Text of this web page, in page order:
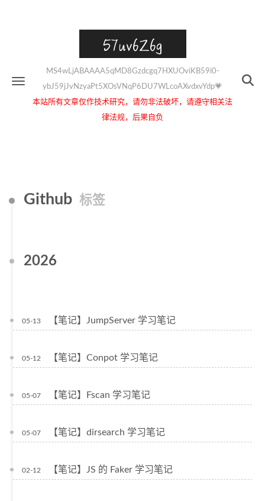
57uv6Z6g
MS4wLjABAAAA5qMD8Gzdcgq7HXUOviKB59i0-
ybJ59jJvNzyaPt5XOsVNqP6DU7WLcoAXvdxvYdp💗
本站所有文章仅作技术研究，请勿非法破坏，请遵守相关法
律法规，后果自负
Github 标签
2026
05-13 【笔记】JumpServer 学习笔记
05-12 【笔记】Conpot 学习笔记
05-07 【笔记】Fscan 学习笔记
05-07 【笔记】dirsearch 学习笔记
02-12 【笔记】JS 的 Faker 学习笔记